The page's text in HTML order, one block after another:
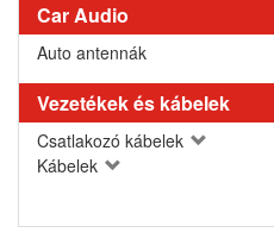
Car Audio
Auto antennák
Vezetékek és kábelek
Csatlakozó kábelek
Kábelek